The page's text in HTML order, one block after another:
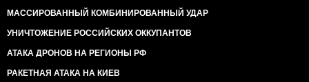
МАССИРОВАННЫЙ КОМБИНИРОВАННЫЙ УДАР
УНИЧТОЖЕНИЕ РОССИЙСКИХ ОККУПАНТОВ
АТАКА ДРОНОВ НА РЕГИОНЫ РФ
РАКЕТНАЯ АТАКА НА КИЕВ